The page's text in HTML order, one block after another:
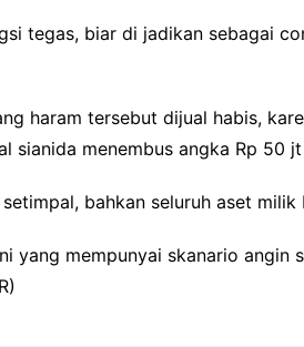
tegas, biar di jadikan sebagai
haram tersebut dijual habis,
sianida menembus angka Rp 50
bahkan seluruh aset milik
yang mempunyai skanario angin